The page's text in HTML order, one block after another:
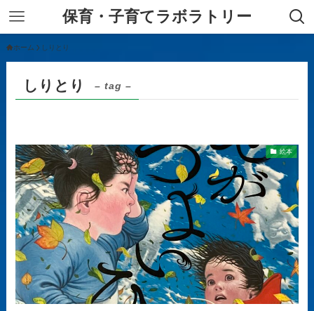
保育・子育てラボラトリー
ホーム しりとり
しりとり – tag –
絵本